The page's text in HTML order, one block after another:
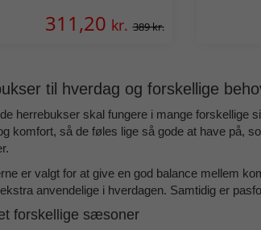
311,20 kr. 389 kr.
til hverdag og forskellige
herrebukser skal fungere i mange forskellige
komfort, så de føles lige så gode at have på,
er valgt for at give en god balance mellem
anvendelige i hverdagen. Samtidig er
forskellige sæsoner